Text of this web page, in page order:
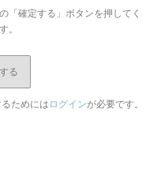
「確定する」ボタンを押してく
。
ためには ログインが必要です。